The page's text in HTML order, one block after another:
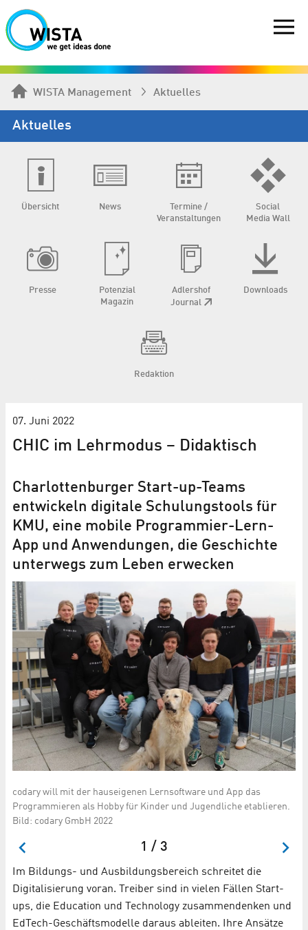
WISTA Management Aktuelles
Aktuelles
Übersicht News
Termine /
Veranstaltungen
Social
Media Wall
Presse
Potenzial
Magazin
Adlershof
Journal
Downloads
Redaktion
07. Juni 2022
CHIC im Lehrmodus – Didaktisch
Charlottenburger Start-up-Teams
entwickeln digitale Schulungstools für
KMU, eine mobile Programmier-Lern-
App und Anwendungen, die Geschichte
unterwegs zum Leben erwecken
codary will mit der hauseigenen Lernsoftware und App das
Programmieren als Hobby für Kinder und Jugendliche etablieren.
Bild: codary GmbH 2022
1 / 3
Im Bildungs- und Ausbildungsbereich schreitet die
Digitalisierung voran. Treiber sind in vielen Fällen Start-
ups, die Education und Technology zusammendenken und
EdTech-Geschäftsmodelle daraus ableiten. Ihre Ansätze